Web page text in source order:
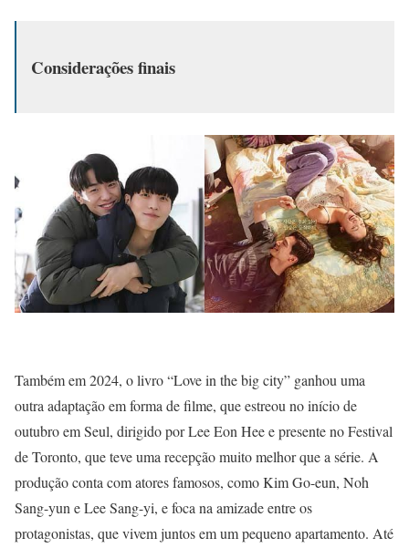
Considerações finais
Também em 2024, o livro “Love in the big city” ganhou uma
outra adaptação em forma de filme, que estreou no início de
outubro em Seul, dirigido por Lee Eon Hee e presente no Festival
de Toronto, que teve uma recepção muito melhor que a série. A
produção conta com atores famosos, como Kim Go-eun, Noh
Sang-yun e Lee Sang-yi, e foca na amizade entre os
protagonistas, que vivem juntos em um pequeno apartamento. Até